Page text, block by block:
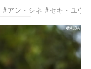
#アン・シネ #セキ・ユウ